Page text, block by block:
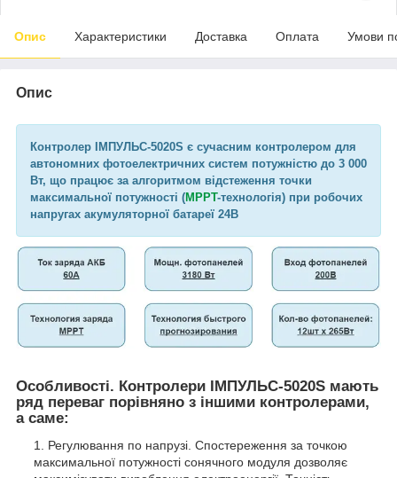
Опис Характеристики Доставка Оплата Умови
Опис
Контролер ІМПУЛЬС-5020S є сучасним контролером для
автономних фотоелектричних систем потужністю до 3 000
Вт, що працює за алгоритмом відстеження точки
максимальної потужності (MPPT-технологія) при робочих
напругах акумуляторної батареї 24В
Особливості. Контролери ІМПУЛЬС-5020S мають
ряд переваг порівняно з іншими контролерами,
а саме:
Регулювання по напрузі. Спостереження за точкою
максимальної потужності сонячного модуля дозволяє